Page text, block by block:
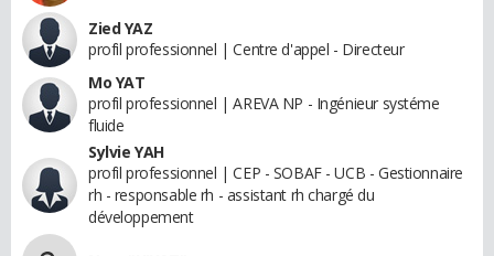
Zied YAZ
profil professionnel | Centre d'appel - Directeur
Mo YAT
profil professionnel | AREVA NP - Ingénieur systéme
fluide
Sylvie YAH
profil professionnel | CEP - SOBAF - UCB - Gestionnaire
rh - responsable rh - assistant rh chargé du
développement